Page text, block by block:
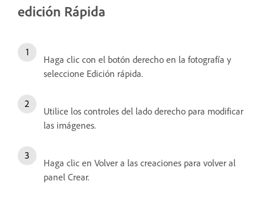
edición Rápida
Haga clic con el botón derecho en la fotografía y
seleccione Edición rápida.
Utilice los controles del lado derecho para modificar
las imágenes.
Haga clic en Volver a las creaciones para volver al
panel Crear.